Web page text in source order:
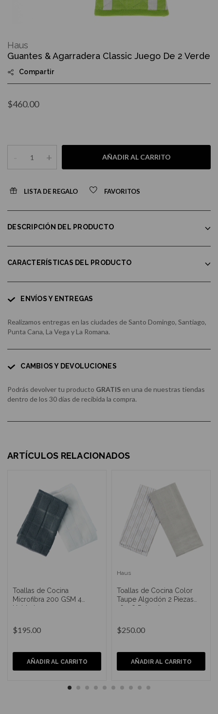
the
beginning
the
images
Guantes & Agarradera Classic Juego De 2 Verde
Compartir
$460.00
- + AÑADIR AL CARRITO
LISTA DE REGALO FAVORITOS
Haus
DESCRIPCIÓN DEL PRODUCTO
CARACTERÍSTICAS DEL PRODUCTO
ENVÍOS Y ENTREGAS
Realizamos entregas en las ciudades de Santo Domingo, Santiago,
Punta Cana, La Vega y La Romana.
CAMBIOS Y DEVOLUCIONES
Podrás devolver tu producto GRATIS en una de nuestras tiendas
dentro de los 30 días de recibida la compra.
ARTÍCULOS RELACIONADOS
Toallas de Cocina
Microfibra 200 GSM 4
Unidades
$195.00
AÑADIR AL CARRITO
Haus
Toallas de Cocina Color
Taupe Algodón 2 Piezas
16x28 Pulgadas
$250.00
AÑADIR AL CARRITO